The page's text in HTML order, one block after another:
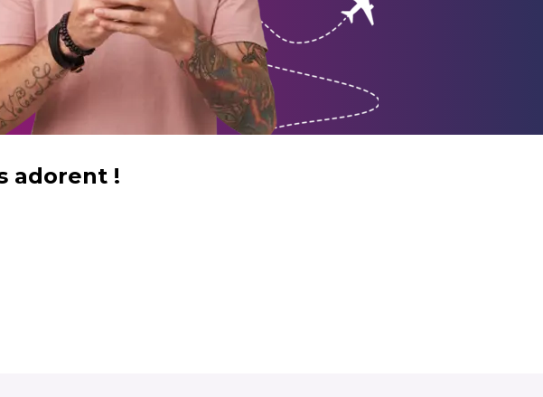
adorent !